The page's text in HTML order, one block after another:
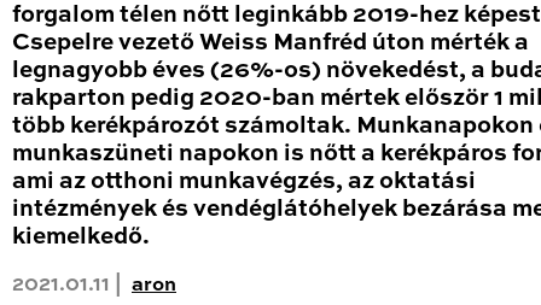
forgalom télen nőtt leginkább 2019-hez
Csepelre vezető Weiss Manfréd úton mérték a
legnagyobb éves (26%-os) növekedést, a
rakparton pedig 2020-ban mértek először 1
több kerékpározót számoltak. Munkanapokon
munkaszüneti napokon is nőtt a kerékpáros
ami az otthoni munkavégzés, az oktatási
intézmények és vendéglátóhelyek bezárása
kiemelkedő.
2021.01.11 | aron